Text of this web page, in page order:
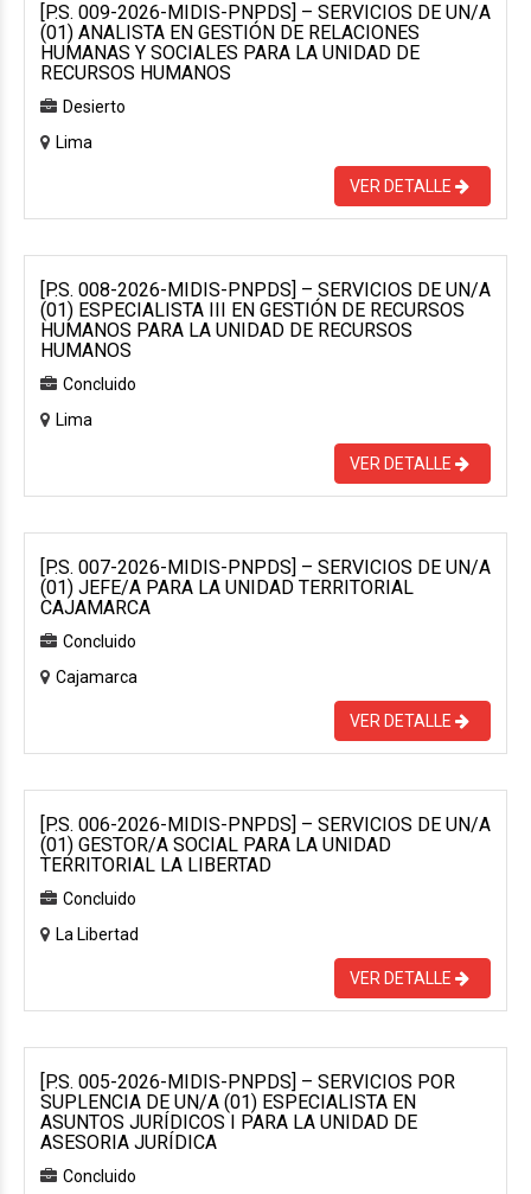
[P.S. 009-2026-MIDIS-PNPDS] – SERVICIOS DE UN/A
(01) ANALISTA EN GESTIÓN DE RELACIONES
HUMANAS Y SOCIALES PARA LA UNIDAD DE
RECURSOS HUMANOS
Desierto
Lima
VER DETALLE
[P.S. 008-2026-MIDIS-PNPDS] – SERVICIOS DE UN/A
(01) ESPECIALISTA III EN GESTIÓN DE RECURSOS
HUMANOS PARA LA UNIDAD DE RECURSOS
HUMANOS
Concluido
Lima
VER DETALLE
[P.S. 007-2026-MIDIS-PNPDS] – SERVICIOS DE UN/A
(01) JEFE/A PARA LA UNIDAD TERRITORIAL
CAJAMARCA
Concluido
Cajamarca
VER DETALLE
[P.S. 006-2026-MIDIS-PNPDS] – SERVICIOS DE UN/A
(01) GESTOR/A SOCIAL PARA LA UNIDAD
TERRITORIAL LA LIBERTAD
Concluido
La Libertad
VER DETALLE
[P.S. 005-2026-MIDIS-PNPDS] – SERVICIOS POR
SUPLENCIA DE UN/A (01) ESPECIALISTA EN
ASUNTOS JURÍDICOS I PARA LA UNIDAD DE
ASESORIA JURÍDICA
Concluido